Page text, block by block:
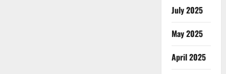
July 2025
May 2025
April 2025